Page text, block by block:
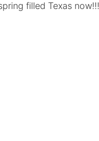
filled Texas now!!!